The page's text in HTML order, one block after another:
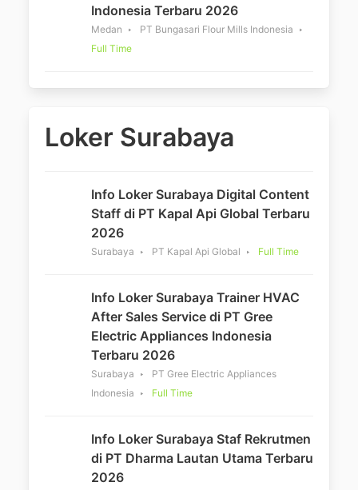
Indonesia Terbaru 2026
Medan
PT Bungasari Flour Mills Indonesia
Full Time
Loker Surabaya
Info Loker Surabaya Digital Content
Staff di PT Kapal Api Global Terbaru
2026
Surabaya PT Kapal Api Global Full Time
Info Loker Surabaya Trainer HVAC
After Sales Service di PT Gree
Electric Appliances Indonesia
Terbaru 2026
Surabaya
PT Gree Electric Appliances
Indonesia
Full Time
Info Loker Surabaya Staf Rekrutmen
di PT Dharma Lautan Utama Terbaru
2026